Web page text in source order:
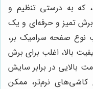
به درستی تنظیم و
تمیز و حرفه‌ای و یک
نوع صفحه سرامیک بر،
بالا، اغلب برای برش
بالایی در برابر سایش
کاشی‌های نرم‌تر، ممکن